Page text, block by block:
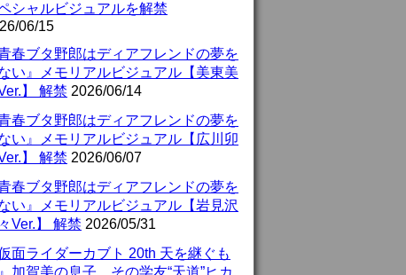
シャルビジュアルを解禁
06/15
青春ブタ野郎はディアフレンドの夢を
い』メモリアルビジュアル【美東美
】 解禁 2026/06/14
青春ブタ野郎はディアフレンドの夢を
い』メモリアルビジュアル【広川卯
】 解禁 2026/06/07
青春ブタ野郎はディアフレンドの夢を
い』メモリアルビジュアル【岩見沢
Ver.】 解禁 2026/05/31
仮面ライダーカブト 20th 天を継ぐも
加賀美の息子、その学友“天道”ヒカ